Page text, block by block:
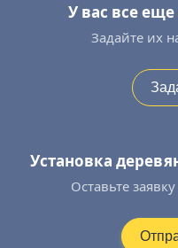
У вас все
Задайте их
Установка
Оставьте